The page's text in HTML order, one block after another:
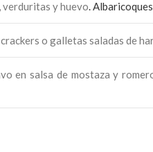
verduritas y huevo. Albaricoques
crackers o galletas saladas de
en salsa de mostaza y